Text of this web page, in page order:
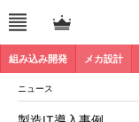
組み込み開発 メカ設計
ニュース